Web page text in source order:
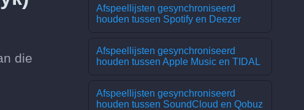
die
Afspeellijsten gesynchroniseerd
houden tussen Spotify en Deezer
Afspeellijsten gesynchroniseerd
houden tussen Apple Music en TIDAL
Afspeellijsten gesynchroniseerd
houden tussen SoundCloud en Qobuz